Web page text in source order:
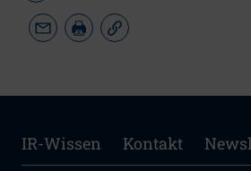
IR-Wissen Kontakt